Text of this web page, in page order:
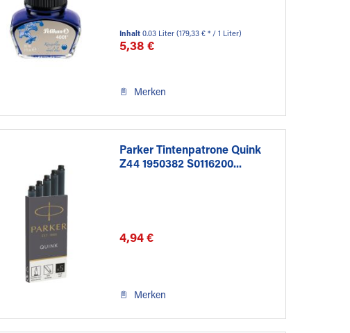
Inhalt0.03 Liter(179,33 € * / 1 Liter)
5,38 €
Merken
Parker Tintenpatrone Quink
Z44 1950382 S0116200...
4,94 €
Merken